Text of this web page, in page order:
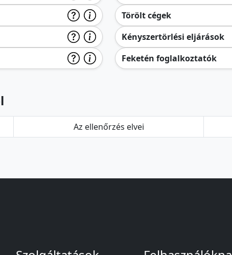
Törölt cégek
Kényszertörlési eljárások
Feketén foglalkoztatók
Az ellenőrzés elvei